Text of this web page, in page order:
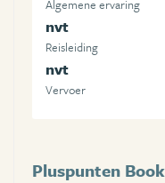
Algemene ervaring
nvt
Reisleiding
nvt
Vervoer
Pluspunten